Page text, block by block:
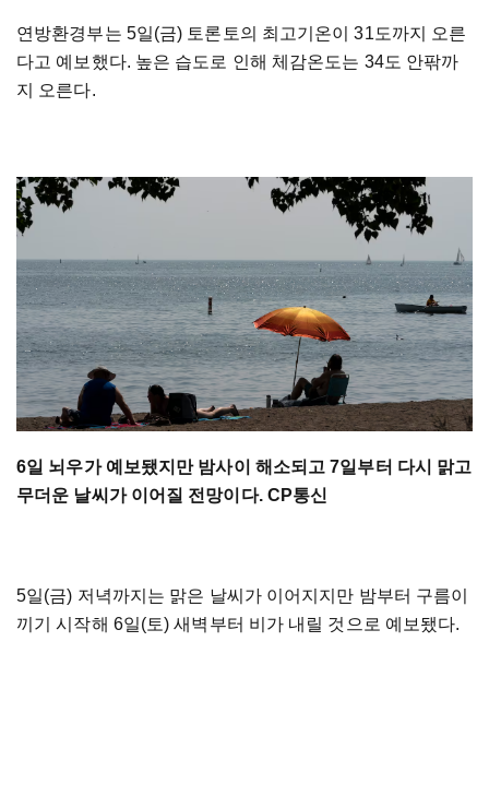
연방환경부는 5일(금) 토론토의 최고기온이 31도까지 오른
다고 예보했다. 높은 습도로 인해 체감온도는 34도 안팎까
지 오른다.
6일 뇌우가 예보됐지만 밤사이 해소되고 7일부터 다시 맑고
무더운 날씨가 이어질 전망이다. CP통신
5일(금) 저녁까지는 맑은 날씨가 이어지지만 밤부터 구름이
끼기 시작해 6일(토) 새벽부터 비가 내릴 것으로 예보됐다.